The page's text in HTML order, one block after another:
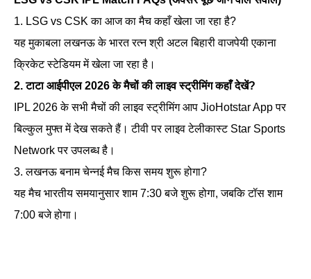
1. LSG vs CSK का आज का मैच कहाँ खेला जा रहा है?
यह मुकाबला लखनऊ के भारत रत्न श्री अटल बिहारी वाजपेयी एकाना
क्रिकेट स्टेडियम में खेला जा रहा है।
2. टाटा आईपीएल 2026 के मैचों की लाइव स्ट्रीमिंग कहाँ देखें?
IPL 2026 के सभी मैचों की लाइव स्ट्रीमिंग आप JioHotstar App पर
बिल्कुल मुफ्त में देख सकते हैं। टीवी पर लाइव टेलीकास्ट Star Sports
Network पर उपलब्ध है।
3. लखनऊ बनाम चेन्नई मैच किस समय शुरू होगा?
यह मैच भारतीय समयानुसार शाम 7:30 बजे शुरू होगा, जबकि टॉस शाम
7:00 बजे होगा।